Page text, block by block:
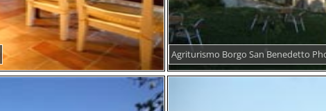
Agriturismo Borgo San Benedetto